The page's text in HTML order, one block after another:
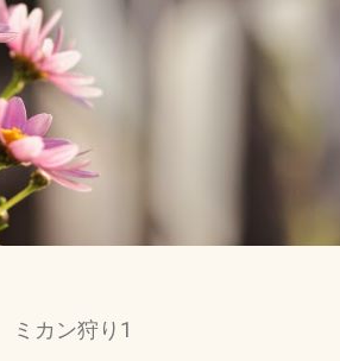
ミカン狩り1